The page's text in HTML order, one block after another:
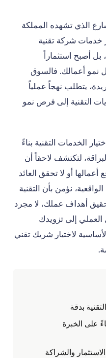
الذي تشهده المملكة
خدمات شركة تقنية
أصبح استثماراً
نمو أعمالك. فالسوق
يتطلب نهجاً عملياً
التقنية إلى فرص نمو
الخدمات التقنية بناءً
لتكتشف لاحقاً أن
أو لا تحقق العائد
نؤمن بأن التقنية
أهداف عملك، لا مجرد
إلى تزويدك
لاختيار شريك تقني
بدقة
على الخبرة
والشراكة